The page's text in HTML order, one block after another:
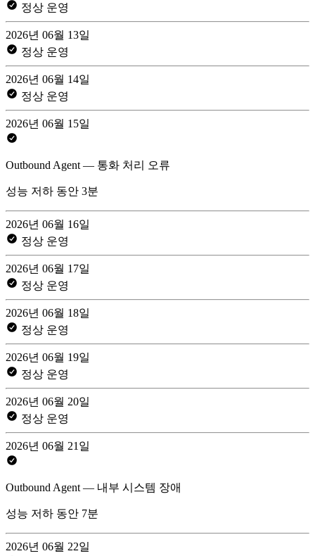
정상 운영
2026년 06월 13일
정상 운영
2026년 06월 14일
정상 운영
2026년 06월 15일
Outbound Agent — 통화 처리 오류
성능 저하 동안 3분
2026년 06월 16일
정상 운영
2026년 06월 17일
정상 운영
2026년 06월 18일
정상 운영
2026년 06월 19일
정상 운영
2026년 06월 20일
정상 운영
2026년 06월 21일
Outbound Agent — 내부 시스템 장애
성능 저하 동안 7분
2026년 06월 22일